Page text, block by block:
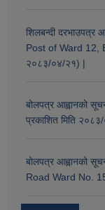
शिलबन्दी
Post of Ward 12,
२०८३/०४/२१) |
बोलपत्र आह्वानको
प्रकाशित मिति
बोलपत्र आह्वानको
Road Ward No.